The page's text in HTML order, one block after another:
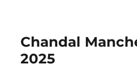
Chandal
2025